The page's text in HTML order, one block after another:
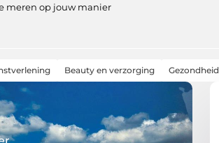
meren op jouw manier
Beauty en verzorging Gezondheid